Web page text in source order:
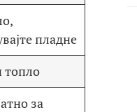
пладне
топло
за